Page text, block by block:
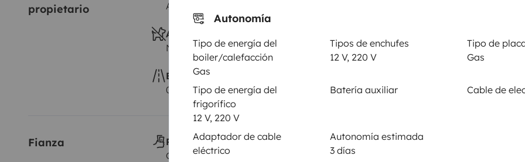
Autonomía
Tipo de energía del
boiler/calefacción
Gas
Tipos de enchufes
12 V, 220 V
Tipo de
Gas
Tipo de energía del
frigorífico
12 V, 220 V
Batería auxiliar Cable de
Adaptador de cable
eléctrico
Autonomía estimada
3 días
propietario
Autorizado
Animales a bordo
No autorizado
No autorizado
Exceso de kilometraje
0,25 € por km adicional
Fianza
Pago de la fianza
Gestionada directamente por el
Importe
1500 €